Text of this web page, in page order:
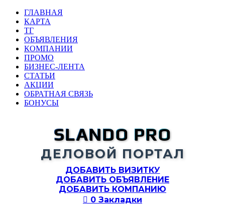
ГЛАВНАЯ
КАРТА
ТГ
ОБЪЯВЛЕНИЯ
КОМПАНИИ
ПРОМО
БИЗНЕС-ЛЕНТА
СТАТЬИ
АКЦИИ
ОБРАТНАЯ СВЯЗЬ
БОНУСЫ
SLANDO PRO
ДЕЛОВОЙ ПОРТАЛ
ДОБАВИТЬ ВИЗИТКУ
ДОБАВИТЬ ОБЪЯВЛЕНИЕ
ДОБАВИТЬ КОМПАНИЮ
 0 Закладки